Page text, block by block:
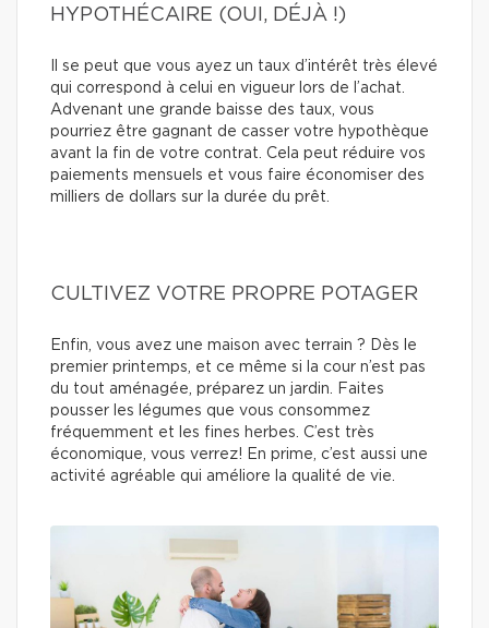
HYPOTHÉCAIRE (OUI, DÉJÀ !)
Il se peut que vous ayez un taux d’intérêt très élevé
qui correspond à celui en vigueur lors de l’achat.
Advenant une grande baisse des taux, vous
pourriez être gagnant de casser votre hypothèque
avant la fin de votre contrat. Cela peut réduire vos
paiements mensuels et vous faire économiser des
milliers de dollars sur la durée du prêt.
CULTIVEZ VOTRE PROPRE POTAGER
Enfin, vous avez une maison avec terrain ? Dès le
premier printemps, et ce même si la cour n’est pas
du tout aménagée, préparez un jardin. Faites
pousser les légumes que vous consommez
fréquemment et les fines herbes. C’est très
économique, vous verrez! En prime, c’est aussi une
activité agréable qui améliore la qualité de vie.